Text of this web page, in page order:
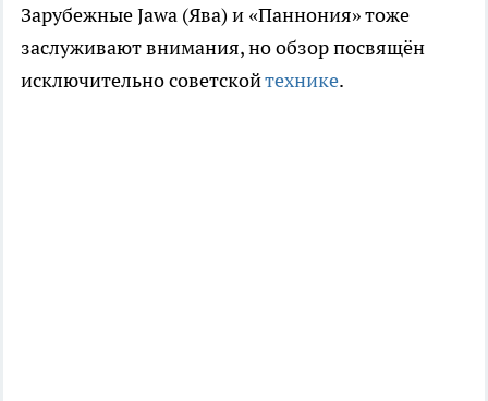
Зарубежные Jawa (Ява) и «Паннония» тоже
заслуживают внимания, но обзор посвящён
исключительно советскойтехнике.